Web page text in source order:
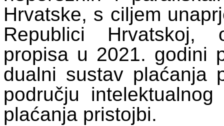
Hrvatske, s ciljem
Republici Hrvatskoj,
propisa u 2021. godini
dualni sustav plaćanja
području
plaćanja pristojbi.